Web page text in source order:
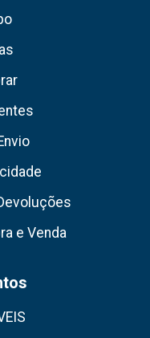
e Venda